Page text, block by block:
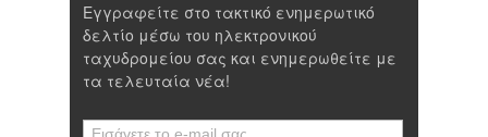
Εγγραφείτε στο τακτικό ενημερωτικό
δελτίο μέσω του ηλεκτρονικού
ταχυδρομείου σας και ενημερωθείτε με
τα τελευταία νέα!